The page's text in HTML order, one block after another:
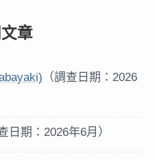
章
（調查日期：2026
日期：2026年6月）